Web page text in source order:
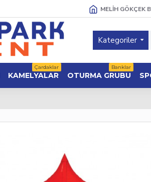
MELIH GÖKÇEK
Kategoriler
KAMELYALAR
Çardaklar
OTURMA GRUBU
Banklar